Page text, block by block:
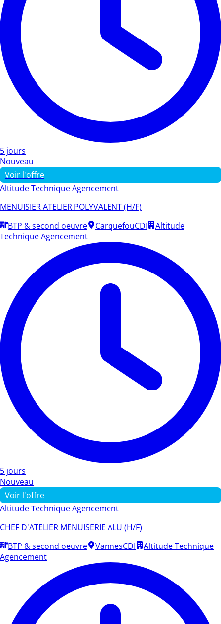
5 jours
Nouveau
Voir l'offre
Altitude Technique Agencement
MENUISIER ATELIER POLYVALENT (H/F)
BTP & second oeuvre
CarquefouCDI
Altitude
Technique Agencement
5 jours
Nouveau
Voir l'offre
Altitude Technique Agencement
CHEF D'ATELIER MENUISERIE ALU (H/F)
BTP & second oeuvre
VannesCDI
Altitude Technique
Agencement